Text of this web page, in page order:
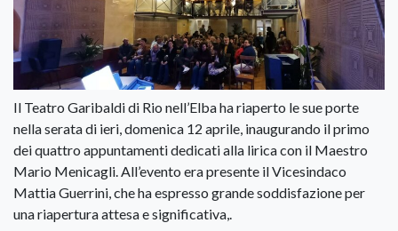
Il Teatro Garibaldi di Rio nell’Elba ha riaperto le sue porte
nella serata di ieri, domenica 12 aprile, inaugurando il primo
dei quattro appuntamenti dedicati alla lirica con il Maestro
Mario Menicagli. All’evento era presente il Vicesindaco
Mattia Guerrini, che ha espresso grande soddisfazione per
una riapertura attesa e significativa,.